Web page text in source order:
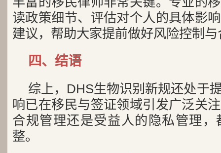
读政策细节、评估对个人的具体影
建议，帮助大家提前做好风险控制
四、结语
综上，DHS生物识别新规还处于
响已在移民与签证领域引发广泛关
合规管理还是受益人的隐私管理
整。